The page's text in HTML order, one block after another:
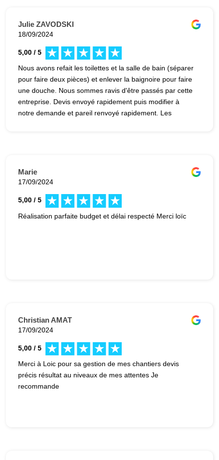
Julie ZAVODSKI
18/09/2024
5,00 / 5
Nous avons refait les toilettes et la salle de bain (séparer
pour faire deux pièces) et enlever la baignoire pour faire
une douche. Nous sommes ravis d'être passés par cette
entreprise. Devis envoyé rapidement puis modifier à
notre demande et pareil renvoyé rapidement. Les
la faïence qu'on voulait pour la douche. Franchement on
recommande. Encore merci, on est content de notre
Marie
17/09/2024
5,00 / 5
Réalisation parfaite budget et délai respecté Merci loïc
Christian AMAT
17/09/2024
5,00 / 5
Merci à Loic pour sa gestion de mes chantiers devis
précis résultat au niveaux de mes attentes Je
recommande